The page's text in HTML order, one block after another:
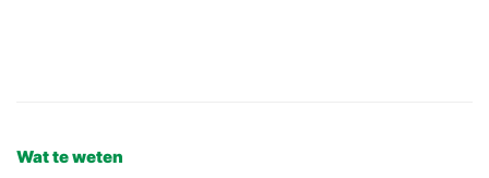
Wat te weten